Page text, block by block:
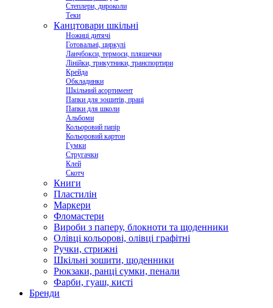
Степлери, дироколи
Теки
Канцтовари шкільні
Ножиці дитячі
Готовальні, циркулі
Ланчбокси, термоси, пляшечки
Лінійки, трикутники, транспортири
Крейда
Обкладинки
Шкільний асортимент
Папки для зошитів, праці
Папки для школи
Альбоми
Кольоровий папір
Кольоровий картон
Гумки
Стругачки
Клей
Скотч
Книги
Пластилін
Маркери
Фломастери
Вироби з паперу, блокноти та щоденники
Олівці кольорові, олівці графітні
Ручки, стрижні
Шкільні зошити, щоденники
Рюкзаки, ранці сумки, пенали
Фарби, гуаш, кисті
Бренди